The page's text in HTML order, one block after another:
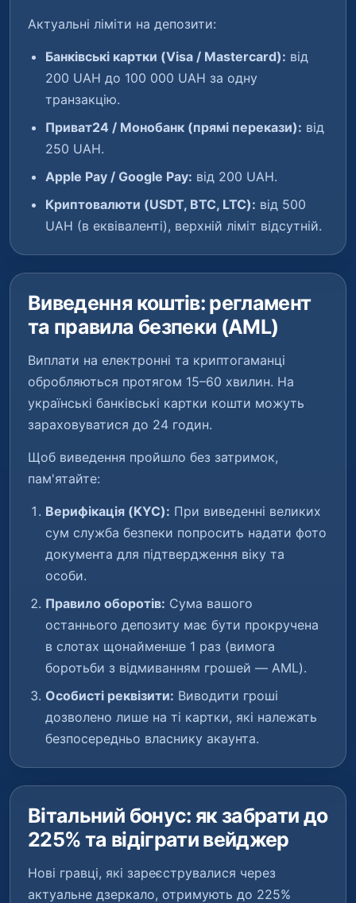
Актуальні ліміти на депозити:
Банківські картки (Visa / Mastercard): від
200 UAH до 100 000 UAH за одну
транзакцію.
Приват24 / Монобанк (прямі перекази): від
250 UAH.
Apple Pay / Google Pay: від 200 UAH.
Криптовалюти (USDT, BTC, LTC): від 500
UAH (в еквіваленті), верхній ліміт відсутній.
Виведення коштів: регламент
та правила безпеки (AML)
Виплати на електронні та криптогаманці
обробляються протягом 15–60 хвилин. На
українські банківські картки кошти можуть
зараховуватися до 24 годин.
Щоб виведення пройшло без затримок,
пам'ятайте:
Верифікація (KYC): При виведенні великих
сум служба безпеки попросить надати фото
документа для підтвердження віку та
особи.
Правило оборотів: Сума вашого
останнього депозиту має бути прокручена
в слотах щонайменше 1 раз (вимога
боротьби з відмиванням грошей — AML).
Особисті реквізити: Виводити гроші
дозволено лише на ті картки, які належать
безпосередньо власнику акаунта.
Вітальний бонус: як забрати до
225% та відіграти вейджер
Нові гравці, які зареєструвалися через
актуальне дзеркало, отримують до 225%